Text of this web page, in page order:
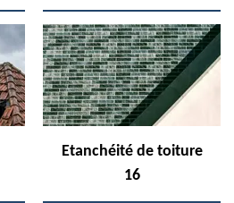
Etanchéité de toiture
16